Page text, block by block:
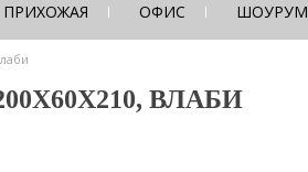
ПРИХОЖАЯ ОФИС ШОУРУМ
ВЛАБИ